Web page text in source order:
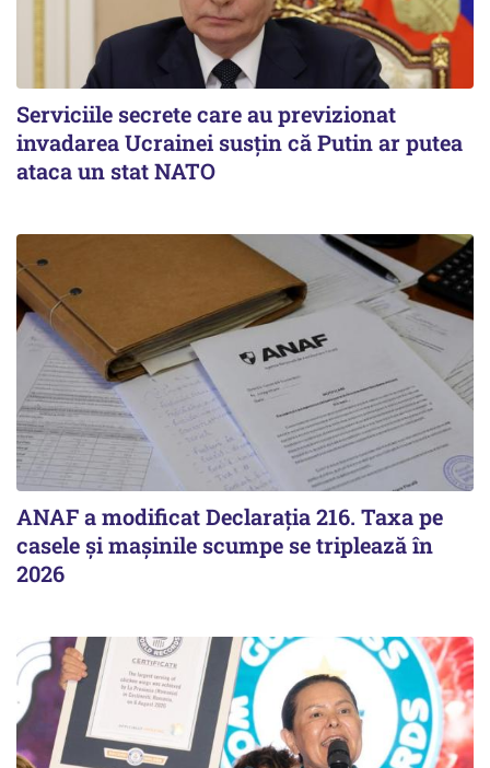
Serviciile secrete care au previzionat
invadarea Ucrainei susțin că Putin ar putea
ataca un stat NATO
ANAF a modificat Declarația 216. Taxa pe
casele și mașinile scumpe se triplează în
2026